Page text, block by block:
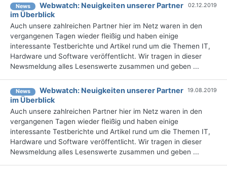
News
Webwatch: Neuigkeiten unserer Partner
im Überblick
02.12.2019
Auch unsere zahlreichen Partner hier im Netz waren in den
vergangenen Tagen wieder fleißig und haben einige
interessante Testberichte und Artikel rund um die Themen IT,
Hardware und Software veröffentlicht. Wir tragen in dieser
Newsmeldung alles Lesenswerte zusammen und geben ...
News
Webwatch: Neuigkeiten unserer Partner
im Überblick
19.08.2019
Auch unsere zahlreichen Partner hier im Netz waren in den
vergangenen Tagen wieder fleißig und haben einige
interessante Testberichte und Artikel rund um die Themen IT,
Hardware und Software veröffentlicht. Wir tragen in dieser
Newsmeldung alles Lesenswerte zusammen und geben ...